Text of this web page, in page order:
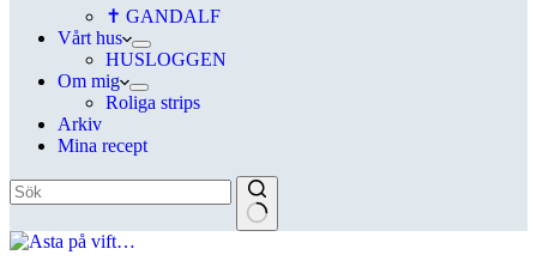
✝ GANDALF
Vårt hus
HUSLOGGEN
Om mig
Roliga strips
Arkiv
Mina recept